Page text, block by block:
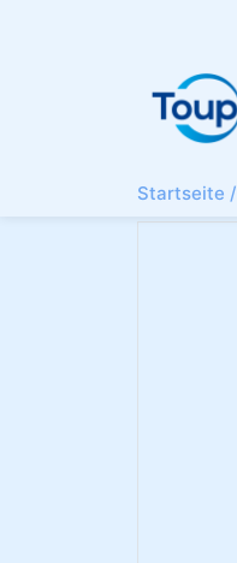
Startseite /